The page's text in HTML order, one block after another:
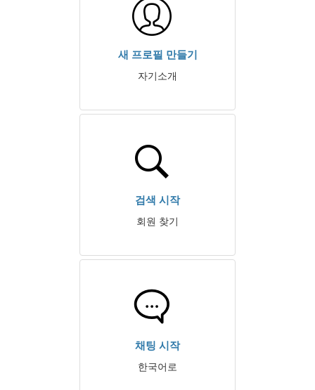
새 프로필 만들기
자기소개
검색 시작
회원 찾기
채팅 시작
한국어로